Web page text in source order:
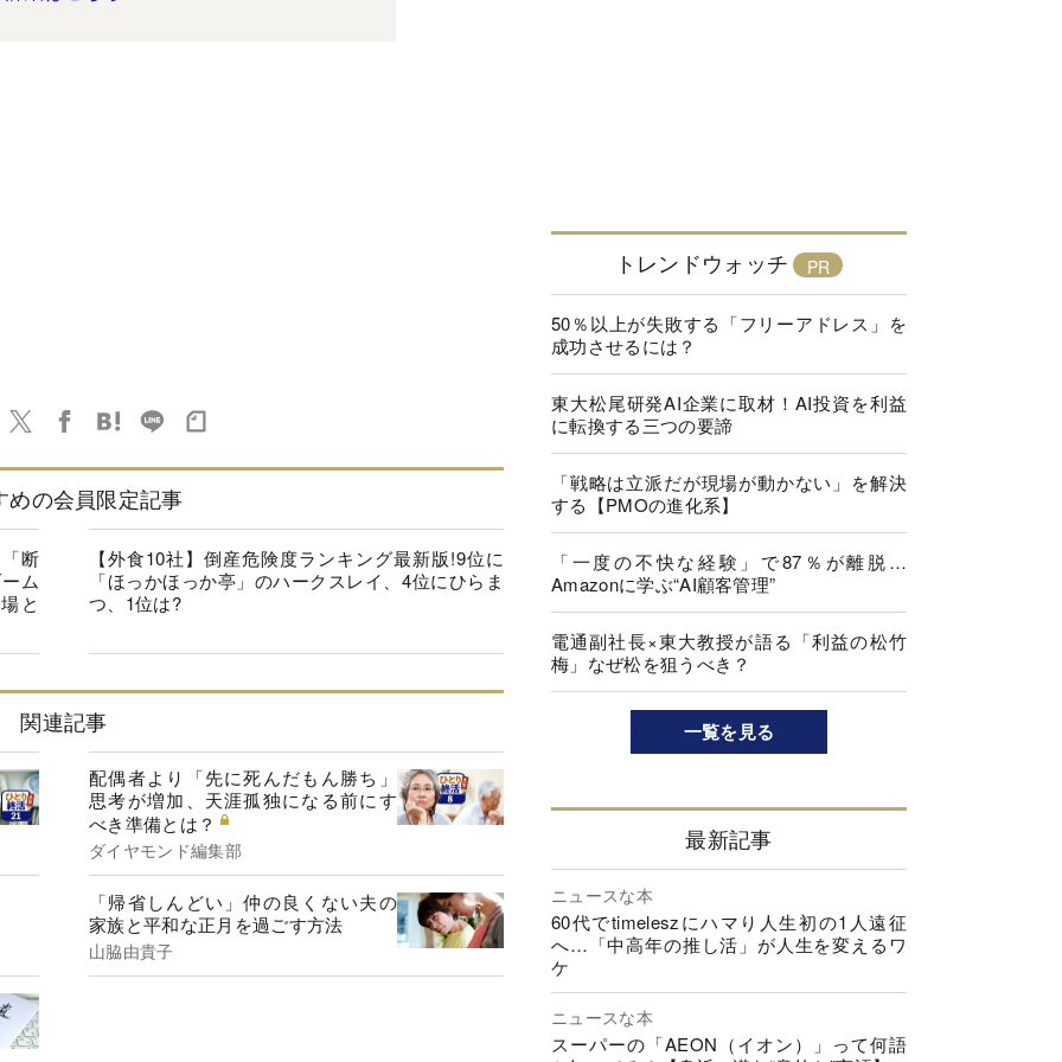
めの会員限定記事
断
ム
と
【外食10社】倒産危険度ランキング最新版!9位に
「ほっかほっか亭」のハークスレイ、4位にひらま
つ、1位は?
関連記事
配偶者より「先に死んだもん勝ち」
思考が増加、天涯孤独になる前にす
べき準備とは？
ダイヤモンド編集部
「帰省しんどい」仲の良くない夫の
家族と平和な正月を過ごす方法
山脇由貴子
トレンドウォッチ
50％以上が失敗する「フリーアドレス」を
成功させるには？
東大松尾研発AI企業に取材！AI投資を利益
に転換する三つの要諦
「戦略は立派だが現場が動かない」を解決
する【PMOの進化系】
「一度の不快な経験」で87％が離脱…
Amazonに学ぶ“AI顧客管理”
電通副社長×東大教授が語る「利益の松竹
梅」なぜ松を狙うべき？
一覧を見る
最新記事
ニュースな本
60代でtimeleszにハマり人生初の1人遠征
へ…「中高年の推し活」が人生を変えるワ
ケ
ニュースな本
スーパーの「AEON（イオン）」って何語